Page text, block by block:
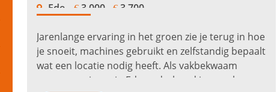
Ede
€3.000 - €3.700
Jarenlange ervaring in het groen zie je terug in hoe
je snoeit, machines gebruikt en zelfstandig bepaalt
wat een locatie nodig heeft. Als vakbekwaam
groenvoorziener in Ede onderhoud je openbaar